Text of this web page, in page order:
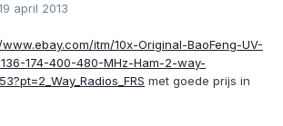
april 2013
itm/10x-Original-BaoFeng-UV-
174-400-480-MHz-Ham-2-way-
met goede prijs in